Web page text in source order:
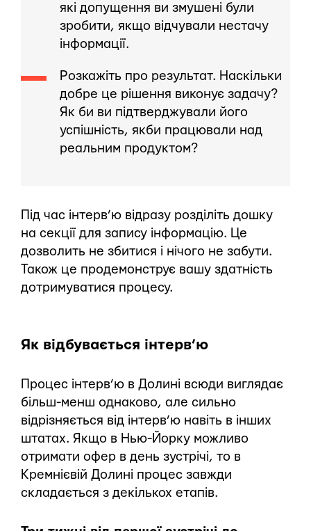
які допущення ви змушені були
зробити, якщо відчували нестачу
інформації.
Розкажіть про результат. Наскільки
добре це рішення виконує задачу?
Як би ви підтверджували його
успішність, якби працювали над
реальним продуктом?
Під час інтерв’ю відразу розділіть дошку
на секції для запису інформацію. Це
дозволить не збитися і нічого не забути.
Також це продемонструє вашу здатність
дотримуватися процесу.
Як відбувається інтерв’ю
Процес інтерв’ю в Долині всюди виглядає
більш-менш однаково, але сильно
відрізняється від інтерв’ю навіть в інших
штатах. Якщо в Нью-Йорку можливо
отримати офер в день зустрічі, то в
Кремнієвій Долині процес завжди
складається з декількох етапів.